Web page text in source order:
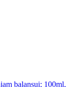
balansui; 100ml,